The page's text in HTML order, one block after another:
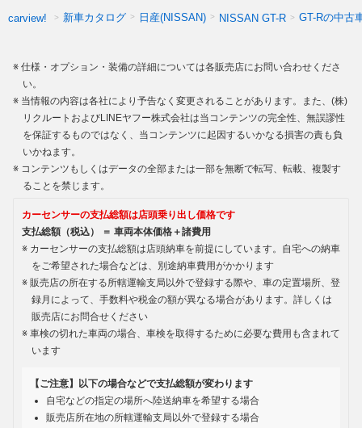
carview! 新車カタログ 日産(NISSAN) NISSAN GT-R GT-Rの中古
仕様・オプション・装備の詳細については各販売店にお問い合わせくださ
い。
当情報の内容は各社により予告なく変更されることがあります。また、(株)
リクルートおよびLINEヤフー株式会社は当コンテンツの完全性、無誤謬性
を保証するものではなく、当コンテンツに起因するいかなる損害の責も負
いかねます。
コンテンツもしくはデータの全部または一部を無断で転写、転載、複製す
ることを禁じます。
カーセンサーの支払総額は店頭乗り出し価格です
支払総額（税込） ＝ 車両本体価格＋諸費用
カーセンサーの支払総額は店頭納車を前提にしています。自宅への納車
をご希望された場合などは、別途納車費用がかかります
販売店の所在する所轄運輸支局以外で登録する際や、車の定置場所、登
録月によって、手数料や税金の額が異なる場合があります。詳しくは
販売店にお問合せください
車検の切れた車両の場合、車検を取得するために必要な費用も含まれて
います
【ご注意】以下の場合などで支払総額が変わります
自宅などの指定の場所へ陸送納車を希望する場合
販売店所在地の所轄運輸支局以外で登録する場合